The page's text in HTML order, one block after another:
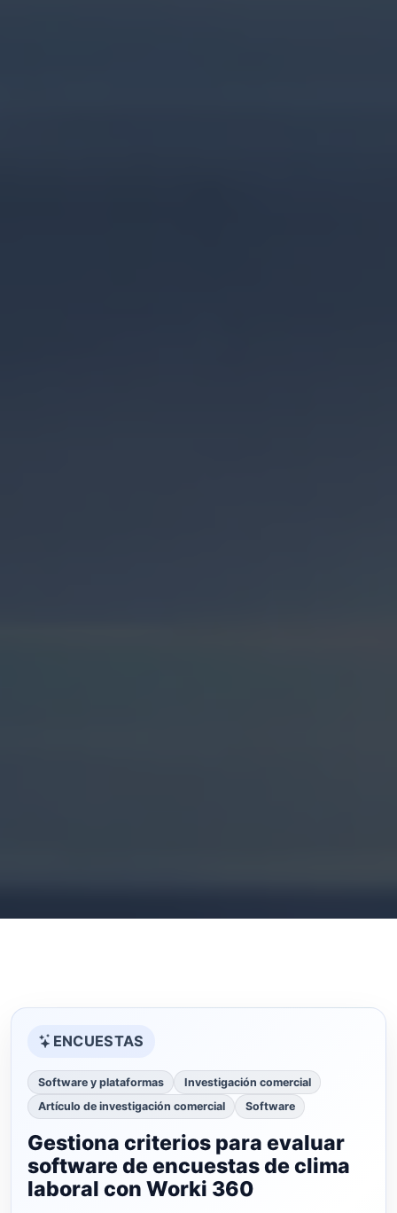
ENCUESTAS
Software y plataformas
Investigación comercial
Artículo de investigación comercial
Software
Gestiona criterios para evaluar
software de encuestas de clima
laboral con Worki 360